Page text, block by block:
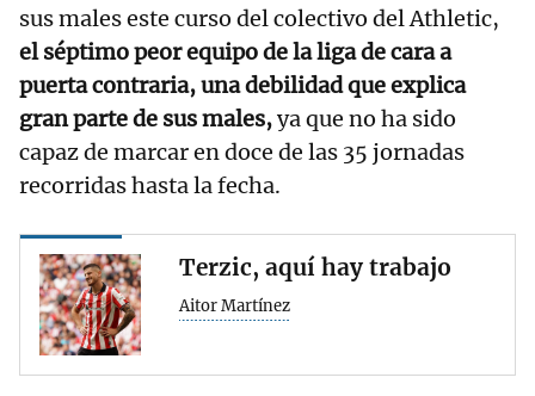
sus males este curso del colectivo del Athletic,
el séptimo peor equipo de la liga de cara a
puerta contraria, una debilidad que explica
gran parte de sus males,ya que no ha sido
capaz de marcar en doce de las 35 jornadas
recorridas hasta la fecha.
Terzic, aquí hay trabajo
Aitor Martínez